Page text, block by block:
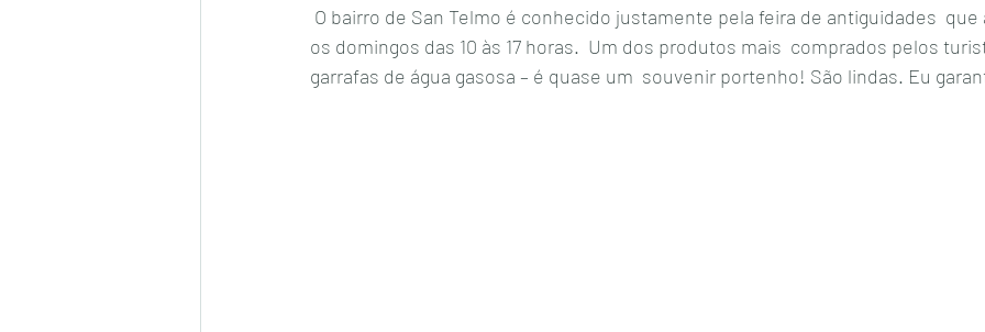
os domingos das 10 às 17 horas.  Um dos produtos mais  comprados pelos
garrafas de água gasosa – é quase um  souvenir portenho! São lindas. Eu